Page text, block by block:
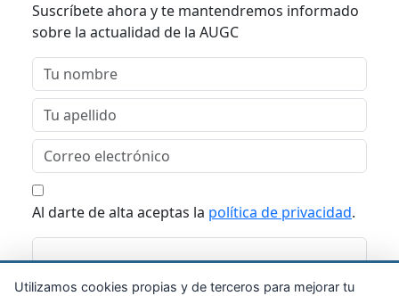
Suscríbete ahora y te mantendremos informado
sobre la actualidad de la AUGC
Al darte de alta aceptas la política de privacidad.
Suscribirme
Utilizamos cookies propias y de terceros para mejorar tu